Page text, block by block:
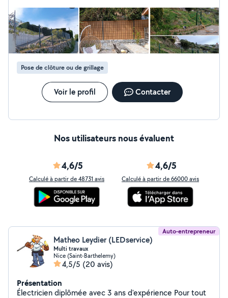
ma part le prix d la prestation reste personnel !
Pose de clôture ou de grillage
Voir le profil Contacter
Nos utilisateurs nous évaluent
4,6/5
Calculé à partir de 48731 avis
4,6/5
Calculé à partir de 66000 avis
Auto-entrepreneur
Matheo Leydier (LEDservice)
Multi travaux
Nice (Saint-Barthelemy)
4,5/5 (20 avis)
Présentation
Électricien diplômée avec 3 ans d'expérience Pour tout